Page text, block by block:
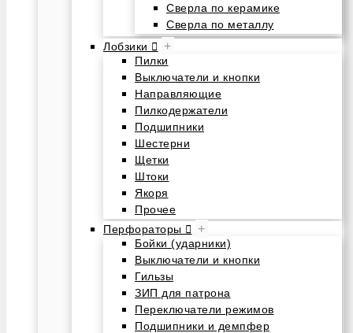
Сверла по керамике
Сверла по металлу
Лобзики
+
Пилки
Выключатели и кнопки
Направляющие
Пилкодержатели
Подшипники
Шестерни
Щетки
Штоки
Якоря
Прочее
Перфораторы
+
Бойки (ударники)
Выключатели и кнопки
Гильзы
ЗИП для патрона
Переключатели режимов
Подшипники и демпфер